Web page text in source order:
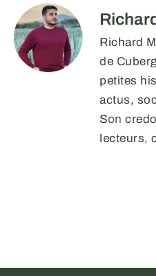
Richard
de
petites
actus,
Son
lecteurs,